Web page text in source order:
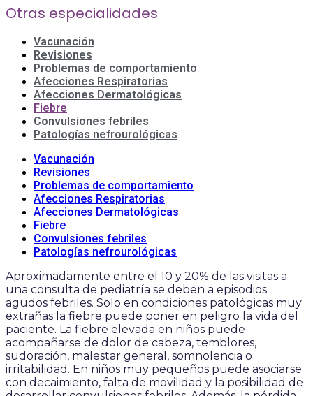
Otras especialidades
Vacunación
Revisiones
Problemas de comportamiento
Afecciones Respiratorias
Afecciones Dermatológicas
Fiebre
Convulsiones febriles
Patologías nefrourológicas
Vacunación
Revisiones
Problemas de comportamiento
Afecciones Respiratorias
Afecciones Dermatológicas
Fiebre
Convulsiones febriles
Patologías nefrourológicas
Aproximadamente entre el 10 y 20% de las visitas a
una consulta de pediatría se deben a episodios
agudos febriles. Solo en condiciones patológicas muy
extrañas la fiebre puede poner en peligro la vida del
paciente. La fiebre elevada en niños puede
acompañarse de dolor de cabeza, temblores,
sudoración, malestar general, somnolencia o
irritabilidad. En niños muy pequeños puede asociarse
con decaimiento, falta de movilidad y la posibilidad de